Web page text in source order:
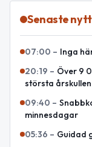
Senaste nytt
07:00 – Inga
20:19 – Över 9
största
09:40 –
minnesdagar
05:36 – Guidad